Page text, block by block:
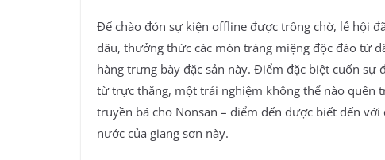
Để chào đón sự kiện offline được trông chờ, lễ hội
dâu, thưởng thức các món tráng miệng độc đáo từ
hàng trưng bày đặc sản này. Điểm đặc biệt cuốn
từ trực thăng, một trải nghiệm không thể nào quên
truyền bá cho Nonsan – điểm đến được biết đến
nước của giang sơn này.